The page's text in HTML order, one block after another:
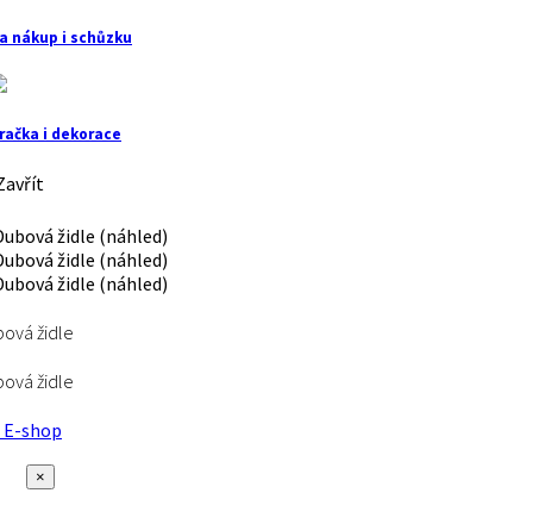
nákup i schůzku
i dekorace
židle
židle
shop
×